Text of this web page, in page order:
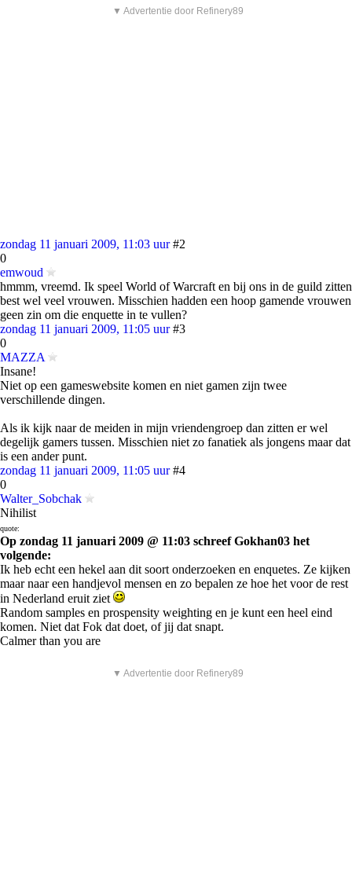
▼ Advertentie door Refinery89
zondag 11 januari 2009, 11:03 uur #2
0
emwoud
hmmm, vreemd. Ik speel World of Warcraft en bij ons in de guild zitten
best wel veel vrouwen. Misschien hadden een hoop gamende vrouwen
geen zin om die enquette in te vullen?
zondag 11 januari 2009, 11:05 uur #3
0
MAZZA
Insane!
Niet op een gameswebsite komen en niet gamen zijn twee
verschillende dingen.
Als ik kijk naar de meiden in mijn vriendengroep dan zitten er wel
degelijk gamers tussen. Misschien niet zo fanatiek als jongens maar dat
is een ander punt.
zondag 11 januari 2009, 11:05 uur #4
0
Walter_Sobchak
Nihilist
quote:
Op zondag 11 januari 2009 @ 11:03 schreef Gokhan03 het
volgende:
Ik heb echt een hekel aan dit soort onderzoeken en enquetes. Ze kijken
maar naar een handjevol mensen en zo bepalen ze hoe het voor de rest
in Nederland eruit ziet
Random samples en prospensity weighting en je kunt een heel eind
komen. Niet dat Fok dat doet, of jij dat snapt.
Calmer than you are
▼ Advertentie door Refinery89